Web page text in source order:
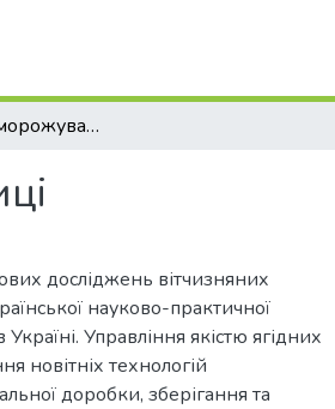
Особливості заморожування ягід чорниці
досліджень вітчизняних
науково-практичної
Управління якістю ягідних
новітніх технологій
доробки, зберігання та